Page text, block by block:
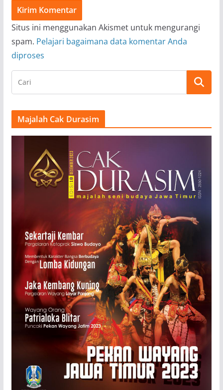
Situs ini menggunakan Akismet untuk mengurangi
spam. Pelajari bagaimana data komentar Anda
diproses
Majalah Cak Durasim